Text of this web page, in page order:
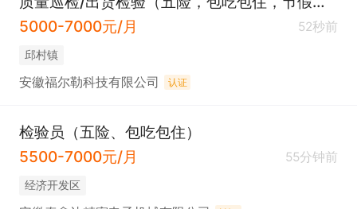
5000-7000元/月
52秒前
邱村镇
安徽福尔勒科技有限公司 认证
检验员（五险、包吃包住）
5500-7000元/月
55分钟前
经济开发区